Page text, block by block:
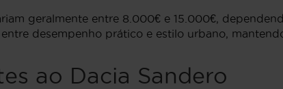
geralmente entre 8.000€ e 15.000€,
desempenho prático e estilo urbano,
ao Dacia Sandero